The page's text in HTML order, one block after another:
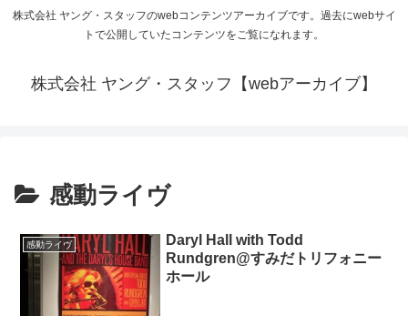
株式会社 ヤング・スタッフのwebコンテンツアーカイブです。過去にwebサイ
トで公開していたコンテンツをご覧になれます。
株式会社 ヤング・スタッフ【webアーカイブ】
感動ライヴ
感動ライヴ
Daryl Hall with Todd
Rundgren@すみだトリフォニー
ホール